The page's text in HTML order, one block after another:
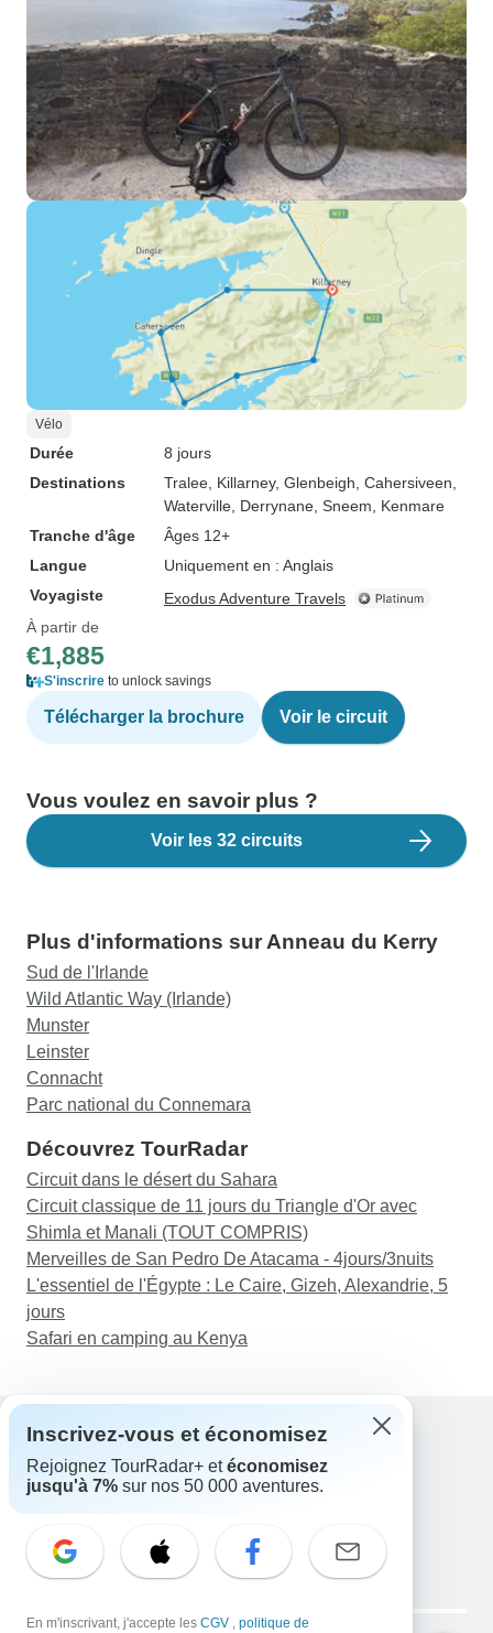
Vélo
Durée
8 jours
Destinations
Tralee , Killarney, Glenbeigh , Cahersiveen
Waterville , Derrynane , Sneem , Kenmare
Tranche d'âge
Âges 12+
Langue
Uniquement en : Anglais
Voyagiste
Exodus Adventure Travels
À partir de
€1,885
S'inscrire to unlock savings
Télécharger la brochure Voir le circuit
Vous voulez en savoir plus ?
Voir les 32 circuits
Plus d'informations sur Anneau du Kerry
Sud de l'Irlande
Wild Atlantic Way (Irlande)
Munster
Leinster
Connacht
Parc national du Connemara
Découvrez TourRadar
Circuit dans le désert du Sahara
Circuit classique de 11 jours du Triangle d'Or avec
Shimla et Manali (TOUT COMPRIS)
Merveilles de San Pedro De Atacama - 4jours/3nuits
L'essentiel de l'Égypte : Le Caire, Gizeh, Alexandrie, 5
jours
Safari en camping au Kenya
Assistance
Contactez-nous
E-mail: support@tourradar.com
Sélectionnez la langue
Copyright © TourRadar. Tous droits réservés.
Inscrivez-vous et économisez
Rejoignez TourRadar+ etéconomisez
jusqu'à 7% sur nos 50 000 aventures.
En m'inscrivant, j'accepte les CGV , politique de